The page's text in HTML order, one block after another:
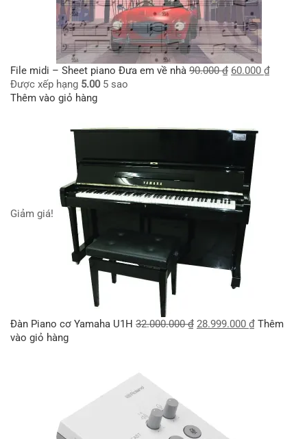
File midi – Sheet piano Đưa em về nhà 90.000₫ 60.000 ₫
Được xếp hạng 5.005 sao
Thêm vào giỏ hàng
Giảm giá!
Đàn Piano cơ Yamaha U1H 32.000.000₫ 28.999.000 ₫ Thêm
vào giỏ hàng